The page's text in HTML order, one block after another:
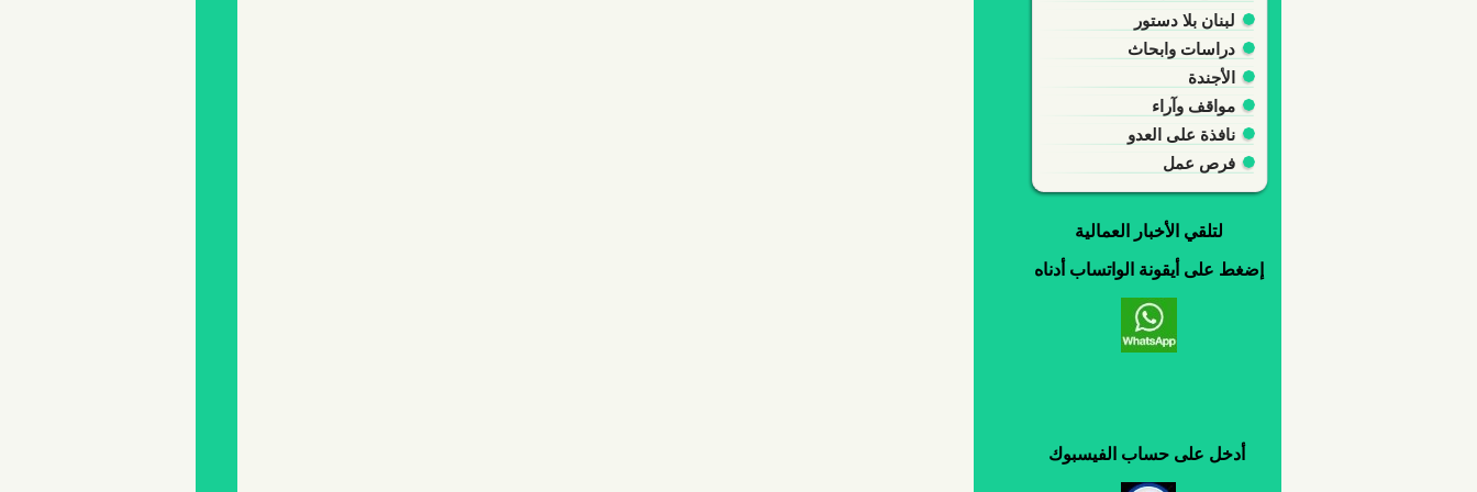
لبنان بلا دستور
دراسات وابحاث
الأجندة
مواقف وآراء
نافذة على العدو
فرص عمل
لتلقي الأخبار العمالية
إضغط على أيقونة الواتساب أدناه
أدخل على حساب الفيسبوك